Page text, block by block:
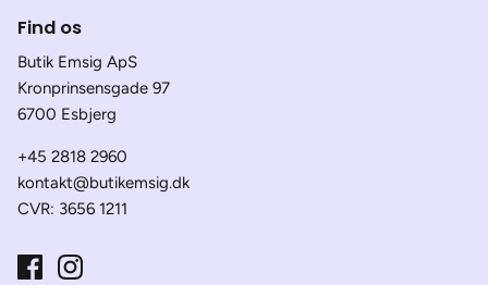
Find os
Butik Emsig ApS
Kronprinsensgade 97
6700 Esbjerg
+45 2818 2960
kontakt@butikemsig.dk
CVR: 3656 1211